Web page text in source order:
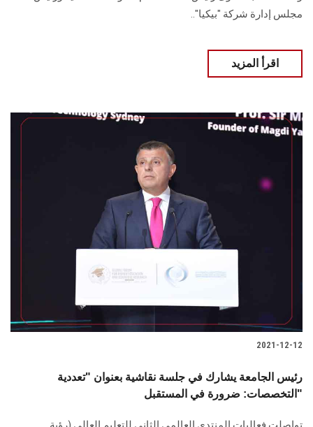
مجلس إدارة شركة "بيكيا".. ‏
اقرأ المزيد
2021-12-12
رئيس الجامعة يشارك في جلسة نقاشية بعنوان "تعددية
التخصصات: ضرورة في المستقبل"